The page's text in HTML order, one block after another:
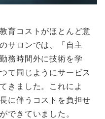
育コストがほとんど意
サロンでは、「自主
務時間外に技術を学
て同じようにサービス
きました。これによ
に伴うコストを負担せ
できていました。